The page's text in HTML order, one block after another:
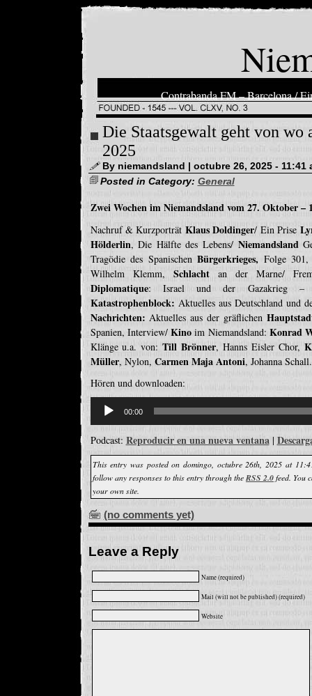
Contrabanda FM – Barcelona /
Die Staatsgewalt geht von wo
2025
By niemandsland | octubre 26, 2025 - 11:41
Posted in Category: General
Zwei Wochen im Niemandsland vom 27. Oktober –
Nachruf & Kurzporträt Klaus Doldinger/ Ein Prise
Hölderlin, Die Hälfte des Lebens/ Niemandsland
Tragödie des SpanischenBürgerkrieges, Folge
Wilhelm Klemm, Schlachtan der Marne/
Diplomatique: Israel und der Gazakrieg
Katastrophenblock: Aktuelles aus Deutschland und
Nachrichten:Aktuelles aus der gräflichen
Spanien, Interview/ Kino im Niemandsland: Konrad
Klänge u.a. von:Till Brönner, Hanns Eisler Chor,
Müller, Nylon, Carmen Maja Antoni, Johanna Schall.
Hören und downloaden:
audio
00:00
Podcast: Reproducir en una nueva ventana|
This entry was posted on domingo, octubre 26th, 2025 at
follow any responses to this entry through theRSS 2.0feed. You
your own site.
(no comments yet)
Leave a Reply
Name (required)
Mail (will not be published) (required)
Website